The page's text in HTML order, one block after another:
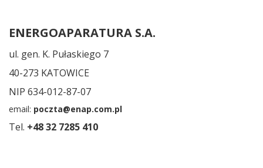
ENERGOAPARATURA S.A.
ul. gen. K. Pułaskiego 7
40-273 KATOWICE
NIP 634-012-87-07
email: poczta@enap.com.pl
Tel. +48 32 7285 410